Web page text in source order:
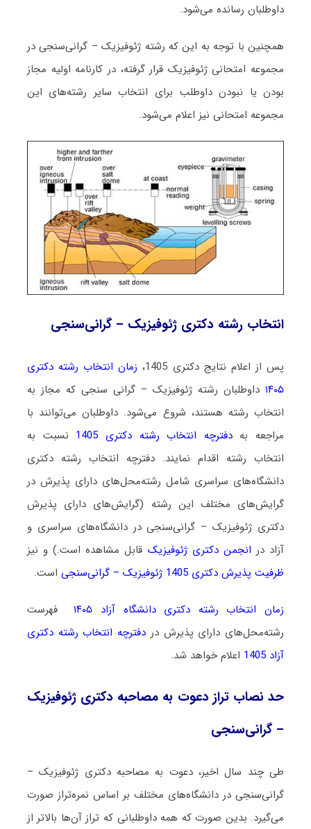
داوطلبان رسانده می‌شود.
همچنین با توجه به این که رشته ژئوفیزیک – گرانی‌سنجی در
مجموعه امتحانی ژئوفیزیک قرار گرفته، در کارنامه اولیه مجاز
بودن یا نبودن داوطلب برای انتخاب سایر رشته‌های این
مجموعه امتحانی نیز اعلام می‌شود.
انتخاب رشته دکتری ژئوفیزیک – گرانی‌سنجی
پس از اعلام نتایج دکتری 1405،
زمان انتخاب رشته دکتری
۱۴۰۵داوطلبان رشته ژئوفیزیک – گرانی ‌سنجی که مجاز به
انتخاب رشته هستند، شروع می‌شود. داوطلبان می‌توانند با
مراجعه بهدفترچه انتخاب رشته دکتری 1405
نسبت به
انتخاب رشته اقدام نمایند. دفترچه انتخاب رشته دکتری
دانشگاه‌های سراسری شامل رشته‌محل‌های دارای پذیرش در
گرایش‌های مختلف این رشته (گرایش‌های دارای پذیرش
دکتری ژئوفیزیک – گرانی‌سنجی در دانشگاه‌های سراسری و
آزاد در انجمن دکتری ژئوفیزیک قابل مشاهده است.) و نیز
ظرفیت پذیرش دکتری 1405 ژئوفیزیک – گرانی‌سنجی
است.
زمان انتخاب رشته دکتری دانشگاه آزاد ۱۴۰۵
فهرست
رشته‌محل‌های دارای پذیرش در دفترچه انتخاب رشته دکتری
آزاد 1405
اعلام خواهد شد.
حد نصاب تراز دعوت به مصاحبه دکتری ژئوفیزیک
– گرانی‌سنجی
طی چند سال اخیر، دعوت به مصاحبه دکتری ژئوفیزیک –
گرانی‌سنجی در دانشگاه‌های مختلف بر اساس نمره‌تراز صورت
می‌گیرد. بدین صورت که همه داوطلبانی که تراز آن‌ها بالاتر از